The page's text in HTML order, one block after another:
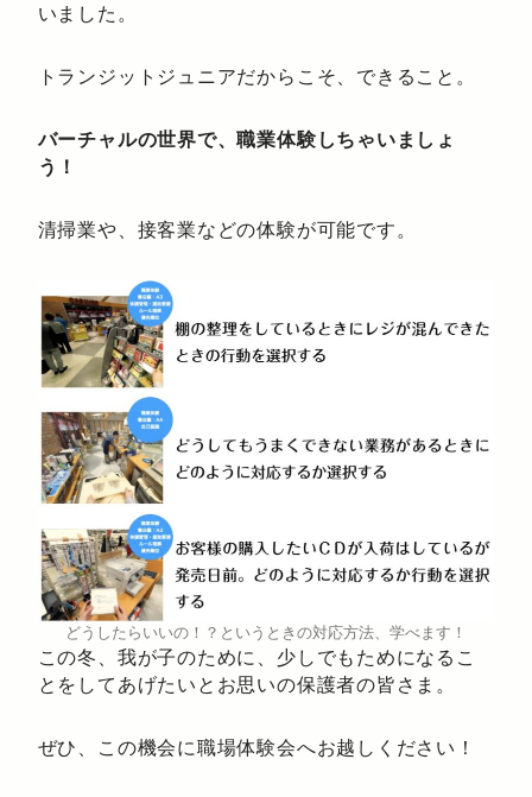
いました。
トランジットジュニアだからこそ、できること。
バーチャルの世界で、職業体験しちゃいましょ
う！
清掃業や、接客業などの体験が可能です。
どうしたらいいの！？というときの対応方法、学べます！
この冬、我が子のために、少しでもためになるこ
とをしてあげたいとお思いの保護者の皆さま。
ぜひ、この機会に職場体験会へお越しください！